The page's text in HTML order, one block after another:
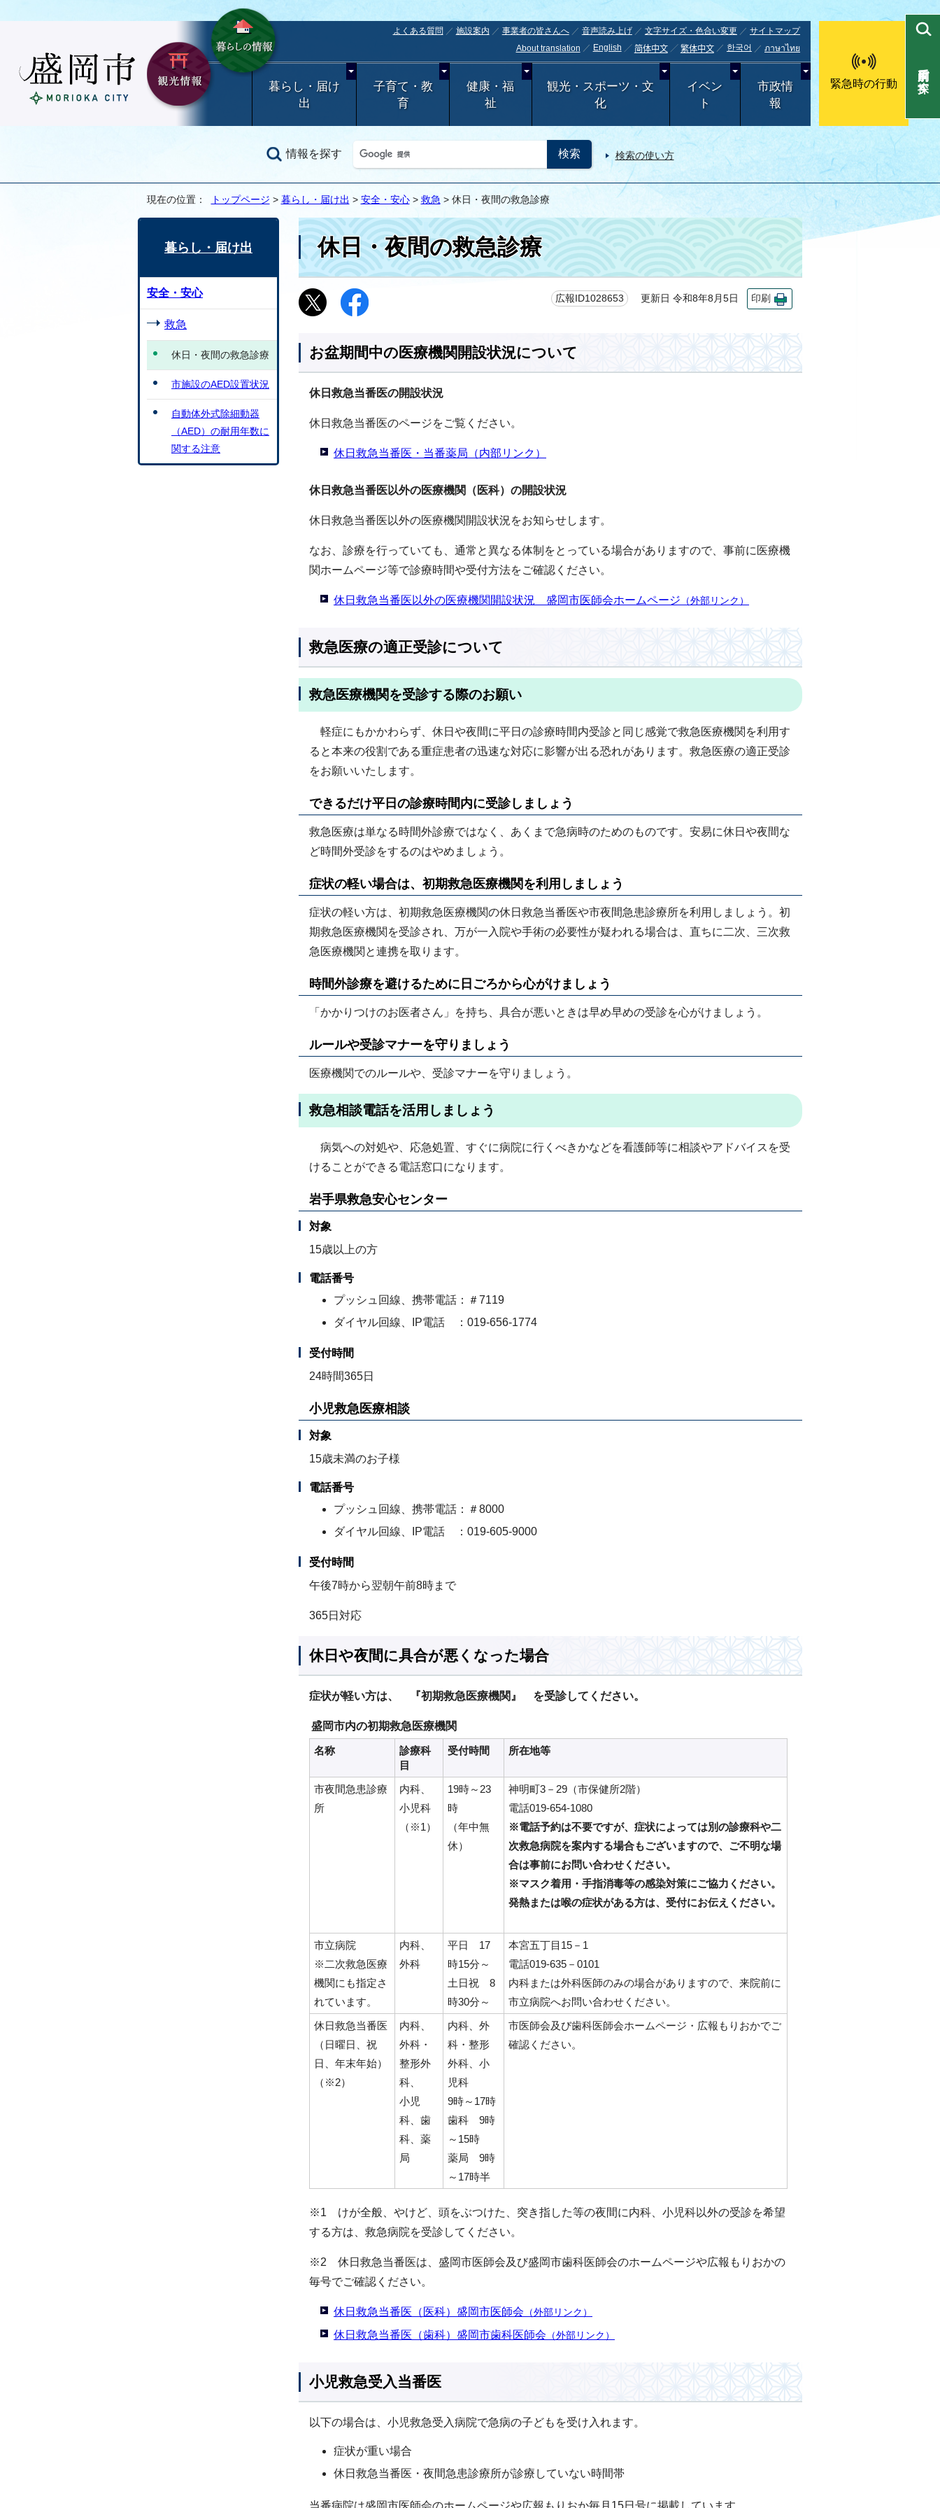
よくある質問 施設案内 事業者の皆さんへ 音声読み上げ 文字サイズ・色合い変更
サイトマップ
About translation
English 简体中文 繁体中文 한국어 ภาษาไทย
暮らし・届け
出
子育て・教
育
健康・福
祉
観光・スポーツ・文
化
イベン
ト
市政情
報
緊急時の行動
情報を探す 検索の使い方
目的別で探す
現在の位置： トップページ > 暮らし・届け出 > 安全・安心> 救急 > 休日・夜間の救急診療
休日・夜間の救急診療
広報ID1028653 更新日 令和8年8月5日 印刷
お盆期間中の医療機関開設状況について
休日救急当番医の開設状況
休日救急当番医のページをご覧ください。
休日救急当番医・当番薬局（内部リンク）
休日救急当番医以外の医療機関（医科）の開設状況
休日救急当番医以外の医療機関開設状況をお知らせします。
なお、診療を行っていても、通常と異なる体制をとっている場合がありますので、事前に医療機
関ホームページ等で診療時間や受付方法をご確認ください。
休日救急当番医以外の医療機関開設状況 盛岡市医師会ホームページ （外部リンク）
救急医療の適正受診について
救急医療機関を受診する際のお願い
軽症にもかかわらず、休日や夜間に平日の診療時間内受診と同じ感覚で救急医療機関を利用す
ると本来の役割である重症患者の迅速な対応に影響が出る恐れがあります。救急医療の適正受診
をお願いいたします。
できるだけ平日の診療時間内に受診しましょう
救急医療は単なる時間外診療ではなく、あくまで急病時のためのものです。安易に休日や夜間な
ど時間外受診をするのはやめましょう。
症状の軽い場合は、初期救急医療機関を利用しましょう
症状の軽い方は、初期救急医療機関の休日救急当番医や市夜間急患診療所を利用しましょう。初
期救急医療機関を受診され、万が一入院や手術の必要性が疑われる場合は、直ちに二次、三次救
急医療機関と連携を取ります。
時間外診療を避けるために日ごろから心がけましょう
「かかりつけのお医者さん」を持ち、具合が悪いときは早め早めの受診を心がけましょう。
ルールや受診マナーを守りましょう
医療機関でのルールや、受診マナーを守りましょう。
救急相談電話を活用しましょう
病気への対処や、応急処置、すぐに病院に行くべきかなどを看護師等に相談やアドバイスを受
けることができる電話窓口になります。
岩手県救急安心センター
対象
15歳以上の方
電話番号
プッシュ回線、携帯電話：＃7119
ダイヤル回線、IP電話 ：019-656-1774
受付時間
24時間365日
小児救急医療相談
対象
15歳未満のお子様
電話番号
プッシュ回線、携帯電話：＃8000
ダイヤル回線、IP電話 ：019-605-9000
受付時間
午後7時から翌朝午前8時まで
365日対応
休日や夜間に具合が悪くなった場合
症状が軽い方は、 『初期救急医療機関』 を受診してください。
盛岡市内の初期救急医療機関
名称
診療科
目
受付時間 所在地等
市夜間急患診療
所
内科、
小児科
（※1）
19時～23
時
（年中無
休）
神明町3－29（市保健所2階）
電話019-654-1080
※電話予約は不要ですが、症状によっては別の診療科や二
次救急病院を案内する場合もございますので、ご不明な場
合は事前にお問い合わせください。
※マスク着用・手指消毒等の感染対策にご協力ください。
発熱または喉の症状がある方は、受付にお伝えください。
市立病院
※二次救急医療
機関にも指定さ
れています。
内科、
外科
平日 17
時15分～
土日祝 8
時30分～
本宮五丁目15－1
電話019-635－0101
内科または外科医師のみの場合がありますので、来院前に
市立病院へお問い合わせください。
休日救急当番医
（日曜日、祝
日、年末年始）
（※2）
内科、
外科・
整形外
科、
小児
科、歯
科、薬
局
内科、外
科・整形
外科、小
児科
9時～17時
歯科 9時
～15時
薬局 9時
～17時半
市医師会及び歯科医師会ホームページ・広報もりおかでご
確認ください。
※1 けが全般、やけど、頭をぶつけた、突き指した等の夜間に内科、小児科以外の受診を希望
する方は、救急病院を受診してください。
※2 休日救急当番医は、盛岡市医師会及び盛岡市歯科医師会のホームページや広報もりおかの
毎号でご確認ください。
休日救急当番医（医科）盛岡市医師会 （外部リンク）
休日救急当番医（歯科）盛岡市歯科医師会 （外部リンク）
小児救急受入当番医
以下の場合は、小児救急受入病院で急病の子どもを受け入れます。
症状が重い場合
休日救急当番医・夜間急患診療所が診療していない時間帯
当番病院は盛岡市医師会のホームページや広報もりおか毎月15日号に掲載しています。
暮らし・届け出
安全・安心
救急
休日・夜間の救急診療
市施設のAED設置状況
自動体外式除細動器
（AED）の耐用年数に
関する注意